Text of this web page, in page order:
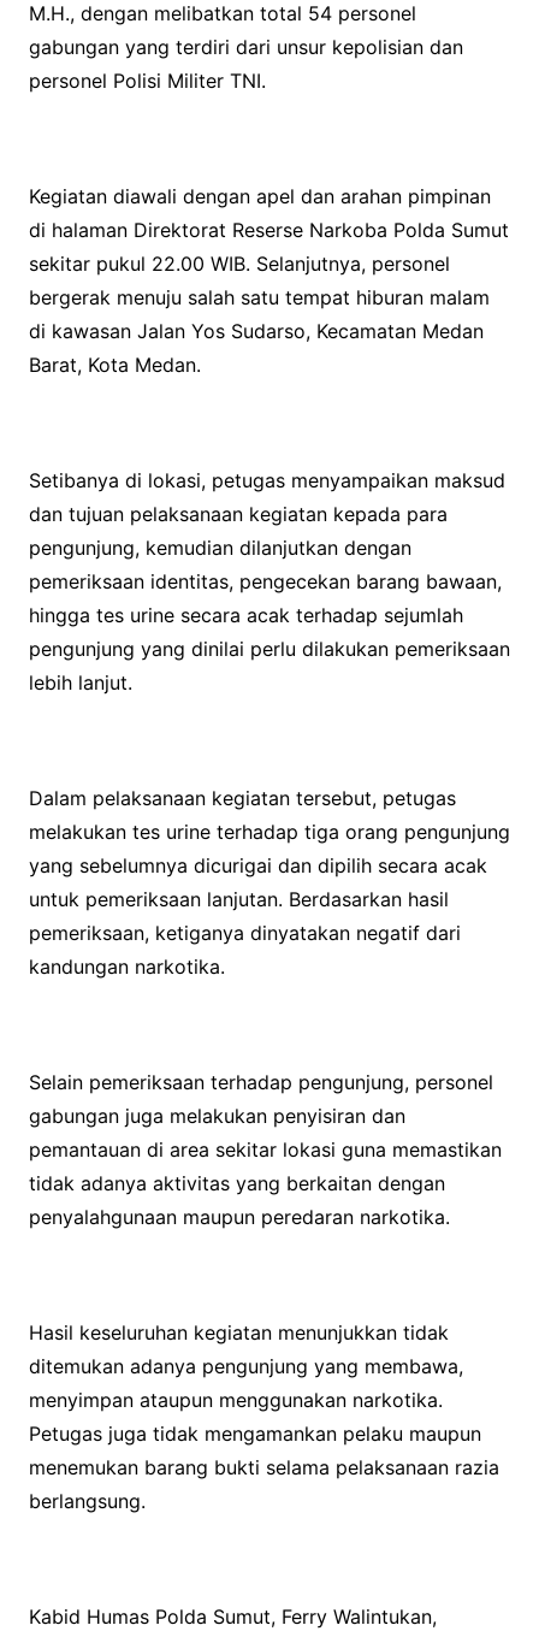
M.H., dengan melibatkan total 54 personel
gabungan yang terdiri dari unsur kepolisian dan
personel Polisi Militer TNI.
Kegiatan diawali dengan apel dan arahan pimpinan
di halaman Direktorat Reserse Narkoba Polda Sumut
sekitar pukul 22.00 WIB. Selanjutnya, personel
bergerak menuju salah satu tempat hiburan malam
di kawasan Jalan Yos Sudarso, Kecamatan Medan
Barat, Kota Medan.
Setibanya di lokasi, petugas menyampaikan maksud
dan tujuan pelaksanaan kegiatan kepada para
pengunjung, kemudian dilanjutkan dengan
pemeriksaan identitas, pengecekan barang bawaan,
hingga tes urine secara acak terhadap sejumlah
pengunjung yang dinilai perlu dilakukan pemeriksaan
lebih lanjut.
Dalam pelaksanaan kegiatan tersebut, petugas
melakukan tes urine terhadap tiga orang pengunjung
yang sebelumnya dicurigai dan dipilih secara acak
untuk pemeriksaan lanjutan. Berdasarkan hasil
pemeriksaan, ketiganya dinyatakan negatif dari
kandungan narkotika.
Selain pemeriksaan terhadap pengunjung, personel
gabungan juga melakukan penyisiran dan
pemantauan di area sekitar lokasi guna memastikan
tidak adanya aktivitas yang berkaitan dengan
penyalahgunaan maupun peredaran narkotika.
Hasil keseluruhan kegiatan menunjukkan tidak
ditemukan adanya pengunjung yang membawa,
menyimpan ataupun menggunakan narkotika.
Petugas juga tidak mengamankan pelaku maupun
menemukan barang bukti selama pelaksanaan razia
berlangsung.
Kabid Humas Polda Sumut, Ferry Walintukan,